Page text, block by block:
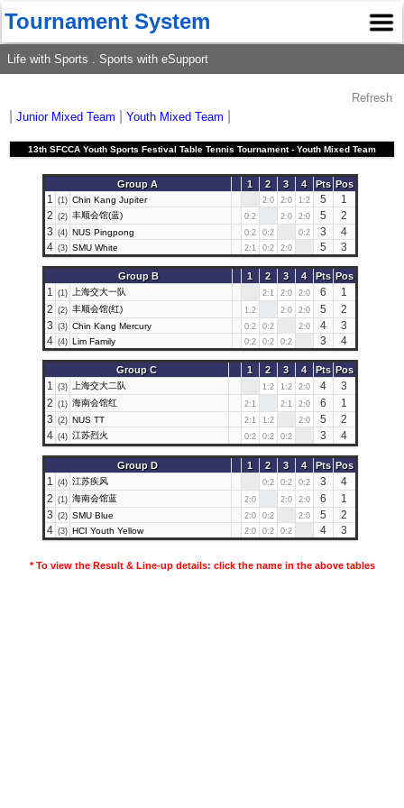
Tournament System
Life with Sports . Sports with eSupport
Refresh
Junior Mixed Team Youth Mixed Team
13th SFCCA Youth Sports Festival Table Tennis Tournament - Youth Mixed Team
Group A 1 2 3 4 Pts Pos
1
(1) Chin Kang Jupiter 2:0 2:0 1:2 5
1
2 (2) 丰顺会馆(蓝) 0:2 2:0 2:0 5
2
3 (4) NUS Pingpong 0:2 0:2 0:2 3
4
4 (3) SMU White 2:1 0:2 2:0 5 3
Group B 1 2 3 4 Pts Pos
1
(1) 上海交大一队 2:1 2:0 2:0 6
1
2 (2) 丰顺会馆(红) 1:2 2:0 2:0 5
2
3 (3) Chin Kang Mercury 0:2 0:2 2:0 4
3
4 (4) Lim Family 0:2 0:2 0:2 3 4
Group C 1 2 3 4 Pts Pos
1
(3) 上海交大二队 1:2 1:2 2:0 4
3
2 (1) 海南会馆红 2:1 2:1 2:0 6
1
3 (2) NUS TT 2:1 1:2 2:0 5
2
4 (4) 江苏烈火 0:2 0:2 0:2 3 4
Group D 1 2 3 4 Pts Pos
1
(4) 江苏疾风 0:2 0:2 0:2 3
4
2 (1) 海南会馆蓝 2:0 2:0 2:0 6
1
3 (2) SMU Blue 2:0 0:2 2:0 5
2
4 (3) HCI Youth Yellow 2:0 0:2 0:2 4 3
* To view the Result & Line-up details: click the name in the above tables